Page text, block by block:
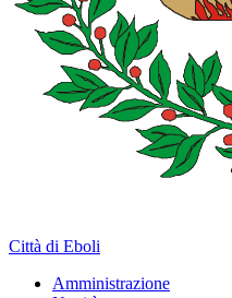
Città di Eboli
Amministrazione